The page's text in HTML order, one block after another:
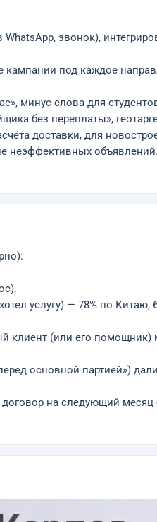
звонок),
кампании под каждое
минус-слова для
без переплаты»,
доставки, для
неэффективных
услугу) — 78% по Китаю,
клиент (или его
основной партией») дали
на следующий